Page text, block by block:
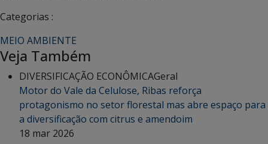
Categorias :
MEIO AMBIENTE
Veja Também
DIVERSIFICAÇÃO ECONÔMICAGeral
Motor do Vale da Celulose, Ribas reforça
protagonismo no setor florestal mas abre espaço para
a diversificação com citrus e amendoim
18 mar 2026